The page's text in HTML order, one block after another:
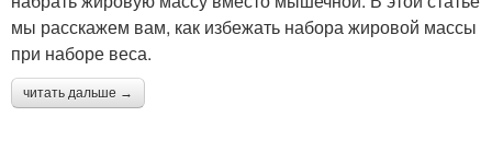
мы расскажем вам, как избежать набора жировой массы
при наборе веса.
читать дальше →